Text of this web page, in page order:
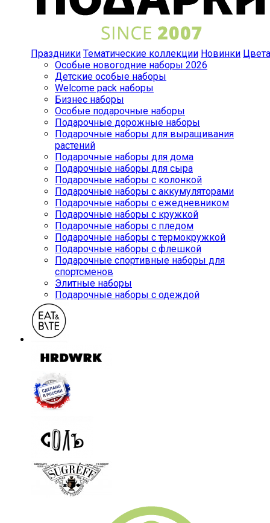
Праздники Тематические коллекции Новинки Цвета
Особые новогодние наборы 2026
Детские особые наборы
Welcome pack наборы
Бизнес наборы
Особые подарочные наборы
Подарочные дорожные наборы
Подарочные наборы для выращивания
растений
Подарочные наборы для дома
Подарочные наборы для сыра
Подарочные наборы с колонкой
Подарочные наборы с аккумуляторами
Подарочные наборы с ежедневником
Подарочные наборы с кружкой
Подарочные наборы с пледом
Подарочные наборы с термокружкой
Подарочные наборы с флешкой
Подарочные спортивные наборы для
спортсменов
Элитные наборы
Подарочные наборы с одеждой